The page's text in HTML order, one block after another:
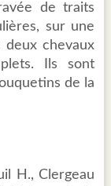
de traits
sur une
chevaux
Ils sont
de la
H., Clergeau